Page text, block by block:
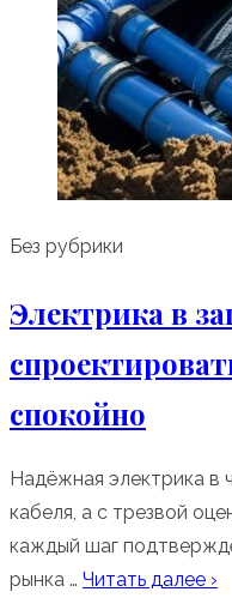
Без рубрики
Электрика в
спокойно
Надёжная электрика в
кабеля, а с трезвой
каждый шаг
рынка … Читать далее ›